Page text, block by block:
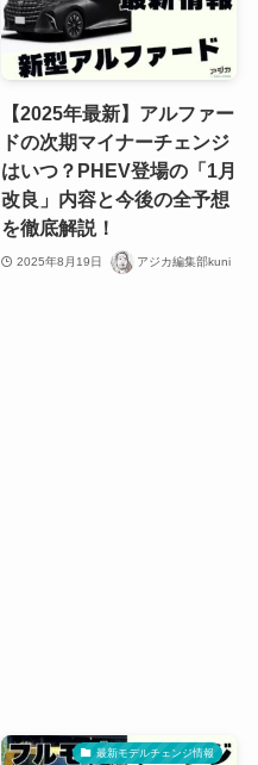
【2025年最新】アルファー
ドの次期マイナーチェンジ
はいつ？PHEV登場の「1月
改良」内容と今後の全予想
を徹底解説！
2025年8月19日 アジカ編集部kuni
最新モデルチェンジ情報